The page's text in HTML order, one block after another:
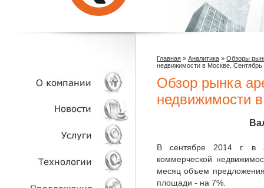
О КОМПАНИИ
НОВОСТИ
УСЛУГИ
Главная » Аналитика » Обзоры
недвижимости в Москве. Сентябрь
Обзор рынка
недвижимости
В сентябре 2014 г. в
коммерческой
месяц объем
площади - на 7%.